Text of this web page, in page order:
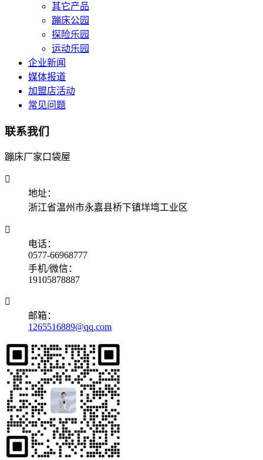
其它产品
蹦床公园
探险乐园
运动乐园
企业新闻
媒体报道
加盟店活动
常见问题
联系我们
蹦床厂家口袋屋

地址：
浙江省温州市永嘉县桥下镇垟塆工业区

电话：
0577-66968777
手机/微信：
19105878887

邮箱：
1265516889@qq.com